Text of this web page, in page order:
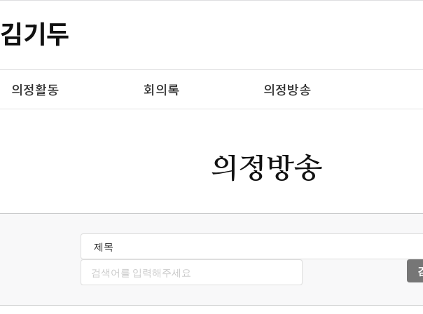
김기두
의정활동 회의록 의정방송
의정방송